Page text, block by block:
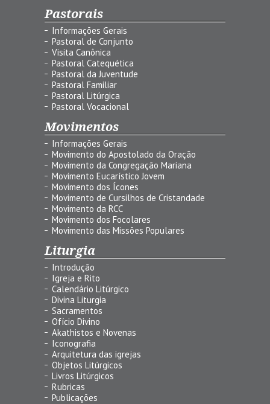
Pastorais
Informações Gerais
Pastoral de Conjunto
Visita Canônica
Pastoral Catequética
Pastoral da Juventude
Pastoral Familiar
Pastoral Litúrgica
Pastoral Vocacional
Movimentos
Informações Gerais
Movimento do Apostolado da Oração
Movimento da Congregação Mariana
Movimento Eucarístico Jovem
Movimento dos Ícones
Movimento de Cursilhos de Cristandade
Movimento da RCC
Movimento dos Focolares
Movimento das Missões Populares
Liturgia
Introdução
Igreja e Rito
Calendário Litúrgico
Divina Liturgia
Sacramentos
Ofício Divino
Akathistos e Novenas
Iconografia
Arquitetura das igrejas
Objetos Litúrgicos
Livros Litúrgicos
Rubricas
Publicações